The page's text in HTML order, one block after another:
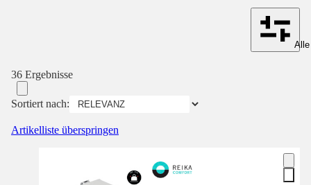
36 Ergebnisse
Sortiert nach:
Artikelliste überspringen